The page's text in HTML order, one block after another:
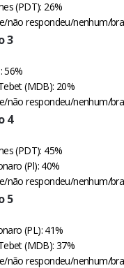
(PDT): 26%
não respondeu/nenhum/
3
56%
(MDB): 20%
não respondeu/nenhum/
4
(PDT): 45%
(Pl): 40%
não respondeu/nenhum/
5
(PL): 41%
(MDB): 37%
não respondeu/nenhum/